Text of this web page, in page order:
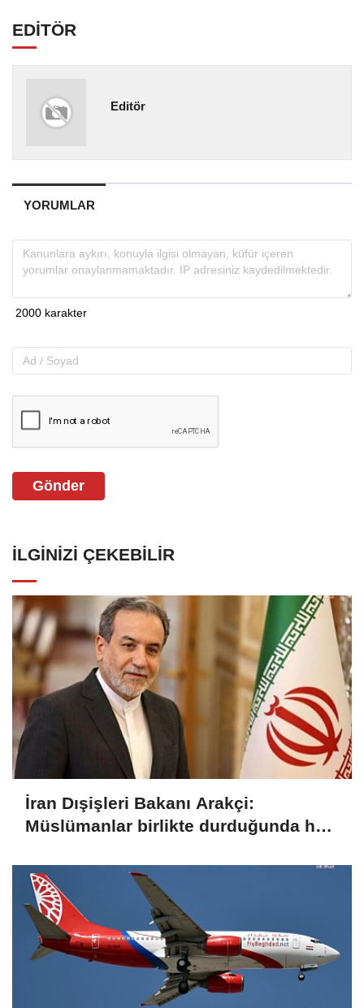
EDİTÖR
Editör
YORUMLAR
Gönder
İLGINIZI ÇEKEBILIR
İran Dışişleri Bakanı Arakçi:
Müslümanlar birlikte durduğunda her